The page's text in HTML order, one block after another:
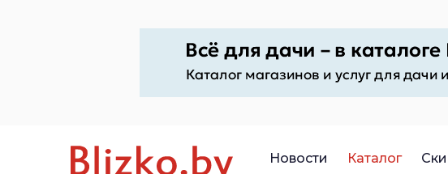
Новости Каталог